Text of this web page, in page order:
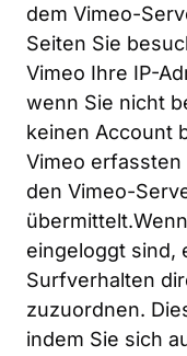
dem Vimeo-
Seiten Sie
Vimeo Ihre IP-
wenn Sie nicht
keinen Account
Vimeo
den Vimeo-
eingeloggt sind,
Surfverhalten
zuzuordnen.
indem Sie sich